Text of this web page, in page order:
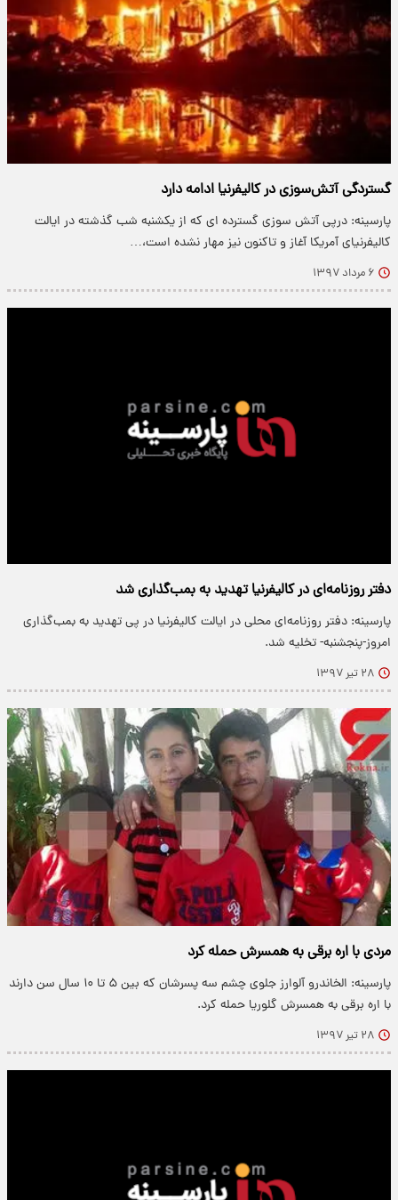
گستردگی آتش‌سوزی‌ در کالیفرنیا ادامه دارد
پارسینه: درپی آتش سوزی گسترده ای که از یکشنبه شب گذشته در ایالت
کالیفرنیای آمریکا آغاز و تاکنون نیز مهار نشده است،…
۶ مرداد ۱۳۹۷
دفتر روزنامه‌ای در کالیفرنیا تهدید به بمب‌گذاری شد
پارسینه: دفتر روزنامه‌ای محلی در ایالت کالیفرنیا در پی تهدید به بمب‌گذاری
امروز-پنجشنبه- تخلیه شد.
۲۸ تیر ۱۳۹۷
مردی با اره برقی به همسرش حمله کرد
پارسینه: الخاندرو آلوارز جلوی چشم سه پسرشان که بین ۵ تا ۱۰ سال سن دارند
با اره برقی به همسرش گلوریا حمله کرد.
۲۸ تیر ۱۳۹۷